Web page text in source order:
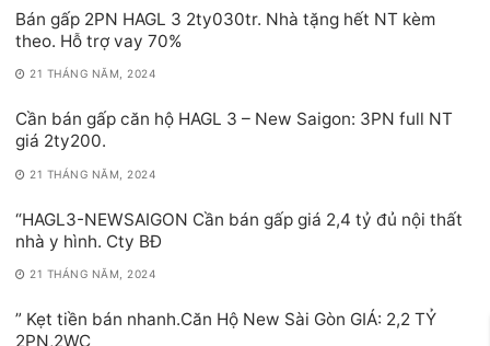
Bán gấp 2PN HAGL 3 2ty030tr. Nhà tặng hết NT kèm
theo. Hỗ trợ vay 70%
21 THÁNG NĂM, 2024
Cần bán gấp căn hộ HAGL 3 – New Saigon: 3PN full NT
giá 2ty200.
21 THÁNG NĂM, 2024
“HAGL3-NEWSAIGON Cần bán gấp giá 2,4 tỷ đủ nội thất
nhà y hình. Cty BĐ
21 THÁNG NĂM, 2024
” Kẹt tiền bán nhanh.Căn Hộ New Sài Gòn GIÁ: 2,2 TỶ
2PN,2WC